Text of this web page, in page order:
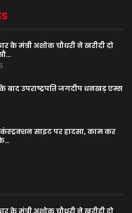
के मंत्री अशोक चौधरी ने खरीदी दो
बाद उपराष्ट्रपति जगदीप धनखड़ एम्स
साइट पर हादसा, काम कर
के मंत्री अशोक चौधरी ने खरीदी दो